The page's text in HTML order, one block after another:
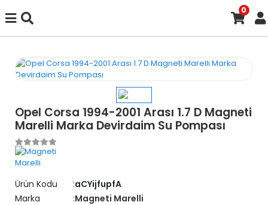
0
Opel Corsa 1994-2001 Arası 1.7 D Magneti
Marelli Marka Devirdaim Su Pompası
Ürün Kodu
aCYijfupfA
Marka
Magneti Marelli